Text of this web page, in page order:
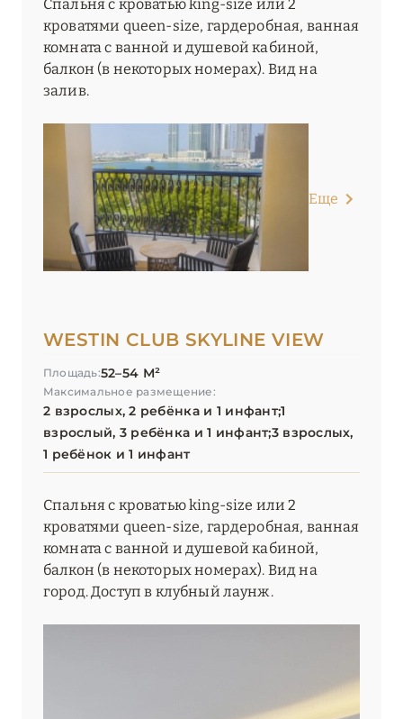
УММ-АЛЬ-КУВЕЙН
ЭЛЬ-ФУДЖАЙРА
Спальня с кроватью king-size или 2
кроватями queen-size, гардеробная, ванная
комната с ванной и душевой кабиной,
балкон (в некоторых номерах). Вид на
залив.
Еще
WESTIN CLUB SKYLINE VIEW
Площадь:52–54 М²
Максимальное размещение:
2 взрослых, 2 ребёнка и 1 инфант;1
взрослый, 3 ребёнка и 1 инфант;3 взрослых,
1 ребёнок и 1 инфант
Спальня с кроватью king-size или 2
кроватями queen-size, гардеробная, ванная
комната с ванной и душевой кабиной,
балкон (в некоторых номерах). Вид на
город. Доступ в клубный лаунж.